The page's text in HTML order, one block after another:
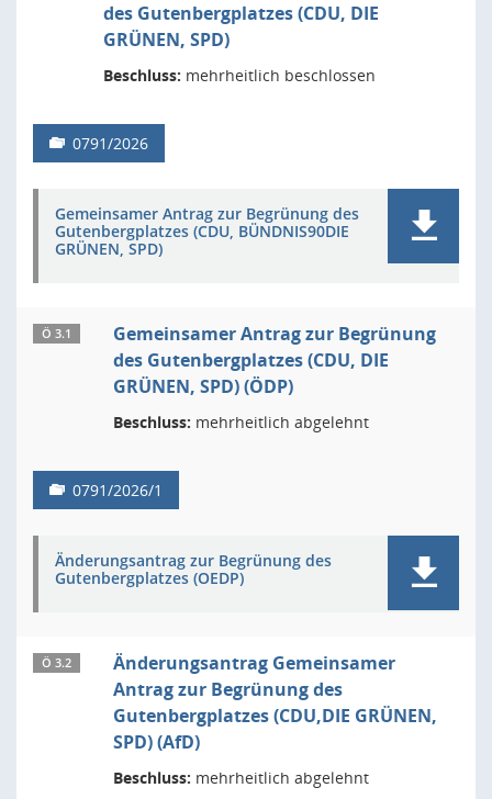
des Gutenbergplatzes (CDU, DIE
GRÜNEN, SPD)
Beschluss: mehrheitlich beschlossen
0791/2026
Gemeinsamer Antrag zur Begrünung des
Gutenbergplatzes (CDU, BÜNDNIS90DIE
GRÜNEN, SPD)
Ö 3.1
Gemeinsamer Antrag zur Begrünung
des Gutenbergplatzes (CDU, DIE
GRÜNEN, SPD) (ÖDP)
Beschluss: mehrheitlich abgelehnt
0791/2026/1
Änderungsantrag zur Begrünung des
Gutenbergplatzes (OEDP)
Ö 3.2
Änderungsantrag Gemeinsamer
Antrag zur Begrünung des
Gutenbergplatzes (CDU,DIE GRÜNEN,
SPD) (AfD)
Beschluss: mehrheitlich abgelehnt